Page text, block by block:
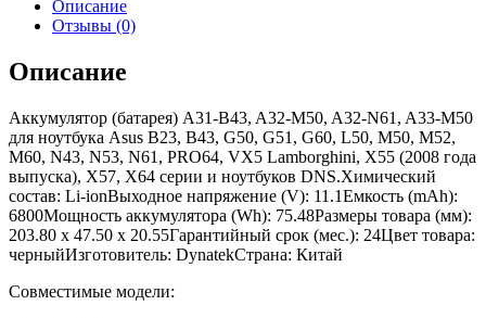
Описание
Отзывы (0)
Описание
Аккумулятор (батарея) A31-B43, A32-M50, A32-N61, A33-M50
для ноутбука Asus B23, B43, G50, G51, G60, L50, M50, M52,
M60, N43, N53, N61, PRO64, VX5 Lamborghini, X55 (2008 года
выпуска), X57, X64 серии и ноутбуков DNS.Химический
состав: Li-ionВыходное напряжение (V): 11.1Емкость (mAh):
6800Мощность аккумулятора (Wh): 75.48Размеры товара (мм):
203.80 x 47.50 x 20.55Гарантийный срок (мес.): 24Цвет товара:
черныйИзготовитель: DynatekСтрана: Китай
Совместимые модели: